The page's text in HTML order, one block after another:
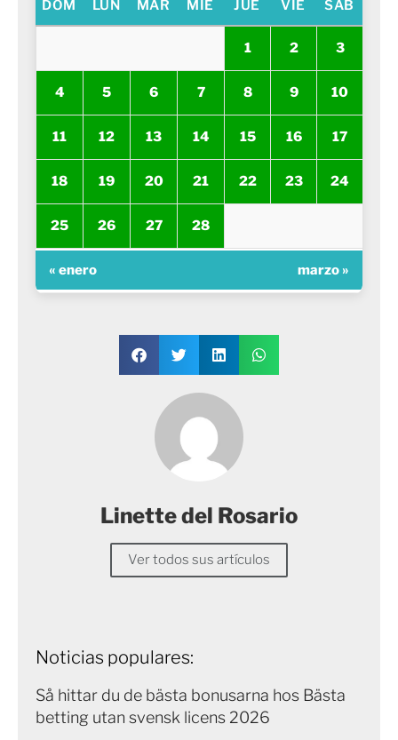
DOM LUN MAR MIÉ JUE VIE SÁB
1 2 3
4 5 6 7 8 9 10
11 12 13 14 15 16 17
18 19 20 21 22 23 24
25 26 27 28
« enero marzo »
Linette del Rosario
Ver todos sus artículos
Noticias populares:
Så hittar du de bästa bonusarna hos Bästa
betting utan svensk licens 2026